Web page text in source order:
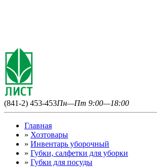
(841-2) 453-453Пн—Пт 9:00—18:00
Главная
» Хозтовары
» Инвентарь уборочный
» Губки, салфетки для уборки
» Губки для посуды